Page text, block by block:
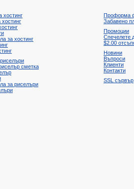
хостинг
за хостинг
сметка
за риселъри
Проформа
Забавено
Промоции
Спечелете
$2.00
Новини
Въпроси
Клиенти
Контакти
SSL сървър